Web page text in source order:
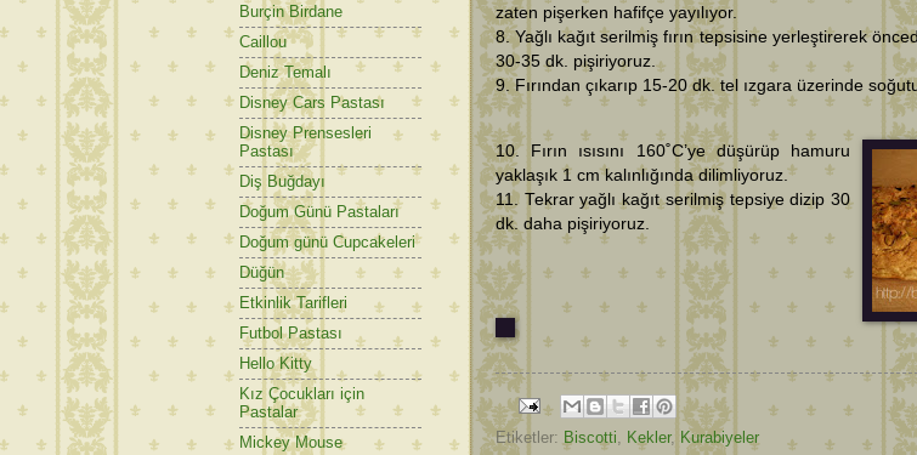
zaten pişerken hafifçe yayılıyor.
8. Yağlı kağıt serilmiş fırın tepsisine yerleştirerek
30-35 dk. pişiriyoruz.
9. Fırından çıkarıp 15-20 dk. tel ızgara üzerinde
10. Fırın ısısını 160˚C’ye düşürüp hamuru
yaklaşık 1 cm kalınlığında dilimliyoruz.
11. Tekrar yağlı kağıt serilmiş tepsiye dizip 30
dk. daha pişiriyoruz.
Etiketler: Biscotti Kekler, Kurabiyeler
Burçin Birdane
Caillou
Deniz Temalı
Disney Cars Pastası
Disney Prensesleri
Pastası
Diş Buğdayı
Doğum Günü Pastaları
Doğum günü Cupcakeleri
Düğün
Etkinlik Tarifleri
Futbol Pastası
Hello Kitty
Kız Çocukları için
Pastalar
Mickey Mouse